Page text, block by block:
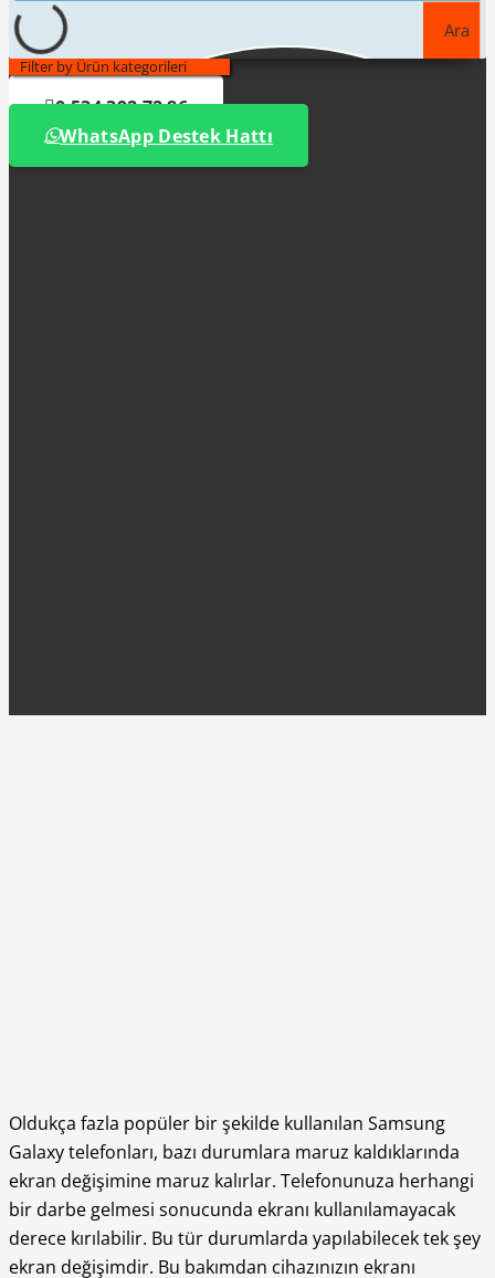
Ara
Filter by Ürün kategorileri
0 534 392 72 86
WhatsApp Destek Hattı
Oldukça fazla popüler bir şekilde kullanılan Samsung
Galaxy telefonları, bazı durumlara maruz kaldıklarında
ekran değişimine maruz kalırlar. Telefonunuza herhangi
bir darbe gelmesi sonucunda ekranı kullanılamayacak
derece kırılabilir. Bu tür durumlarda yapılabilecek tek şey
ekran değişimdir. Bu bakımdan cihazınızın ekranı